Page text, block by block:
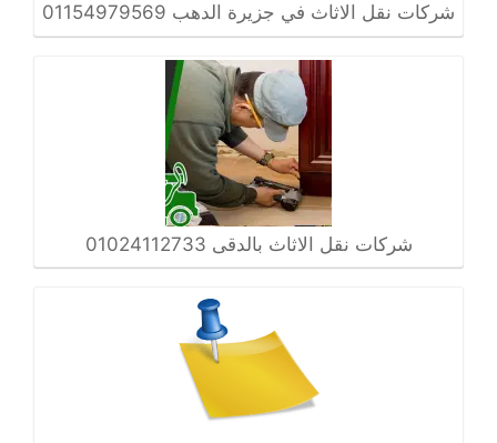
شركات نقل الاثاث في جزيرة الدهب 01154979569
شركات نقل الاثاث بالدقى 01024112733